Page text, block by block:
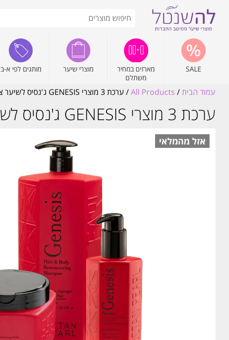
SALE
מארזים במחיר
משתלם
מוצרי שיער מותגים לפי א-ב
עמוד הבית/
All Products/ ערכת 3 מוצרי GENESIS ג'נסיס לשיער צבוע/יבש | אוקטן פרל Octan Pearl
ערכת 3 מוצרי GENESIS ג'נסיס לשיער צבוע/יבש | אוקטן פרל Octan Pearl